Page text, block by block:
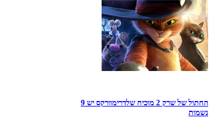
החתול של שרק 2 מוכיח שלדרימוורקס יש 9
נשמות